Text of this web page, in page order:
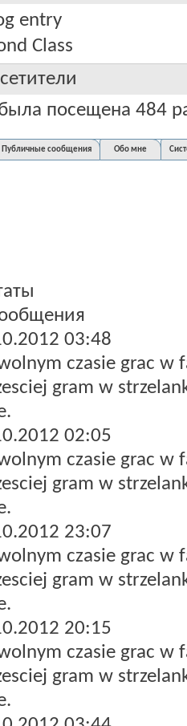
entry
Class
посещена 484
Публичные сообщения Обо мне
03:48
czasie grac w
gram w
02:05
czasie grac w
gram w
23:07
czasie grac w
gram w
20:15
czasie grac w
gram w